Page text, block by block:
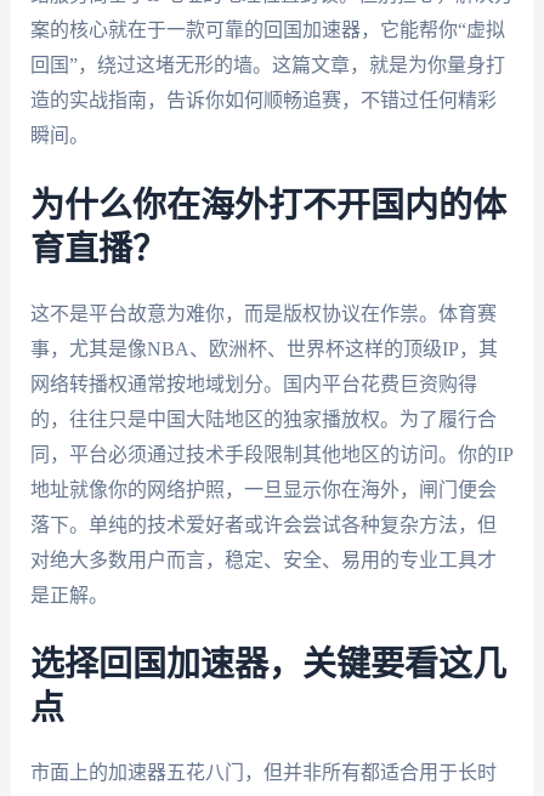
案的核心就在于一款可靠的回国加速器，它能帮你“虚拟
回国”，绕过这堵无形的墙。这篇文章，就是为你量身打
造的实战指南，告诉你如何顺畅追赛，不错过任何精彩
瞬间。
为什么你在海外打不开国内的体
育直播？
这不是平台故意为难你，而是版权协议在作祟。体育赛
事，尤其是像NBA、欧洲杯、世界杯这样的顶级IP，其
网络转播权通常按地域划分。国内平台花费巨资购得
的，往往只是中国大陆地区的独家播放权。为了履行合
同，平台必须通过技术手段限制其他地区的访问。你的IP
地址就像你的网络护照，一旦显示你在海外，闸门便会
落下。单纯的技术爱好者或许会尝试各种复杂方法，但
对绝大多数用户而言，稳定、安全、易用的专业工具才
是正解。
选择回国加速器，关键要看这几
点
市面上的加速器五花八门，但并非所有都适合用于长时